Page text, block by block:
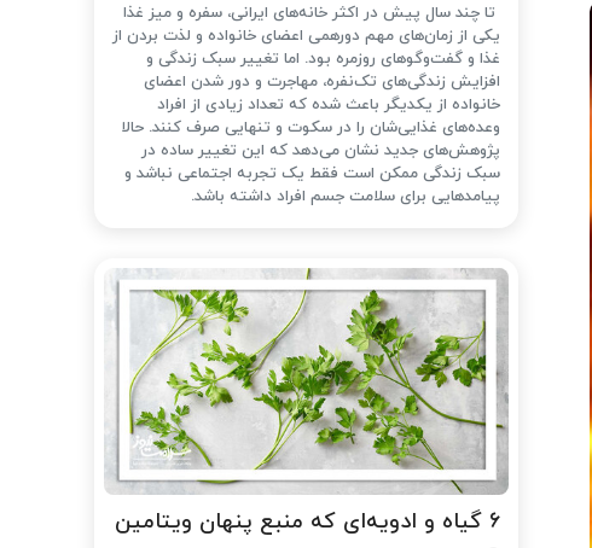
تا چند سال پیش در اکثر خانه‌های ایرانی، سفره و میز غذا
یکی از زمان‌های مهم دورهمی اعضای خانواده و لذت بردن از
غذا و گفت‌وگوهای روزمره بود. اما تغییر سبک زندگی و
افزایش زندگی‌های تک‌نفره، مهاجرت و دور شدن اعضای
خانواده از یکدیگر باعث شده که تعداد زیادی از افراد
وعده‌های غذایی‌شان را در سکوت و تنهایی صرف کنند. حالا
پژوهش‌های جدید نشان می‌دهد که این تغییر ساده در
سبک زندگی ممکن است فقط یک تجربه اجتماعی نباشد و
پیامدهایی برای سلامت جسم افراد داشته باشد.
۶ گیاه و ادویه‌ای که منبع پنهان ویتامین